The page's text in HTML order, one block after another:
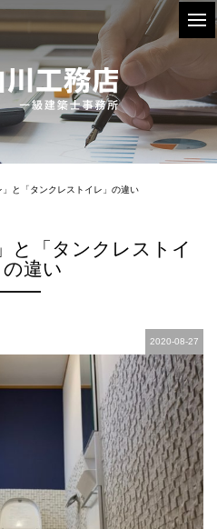
」と「タンクレストイレ」の違い
と「タンクレストイ
の違い
2020-08-27